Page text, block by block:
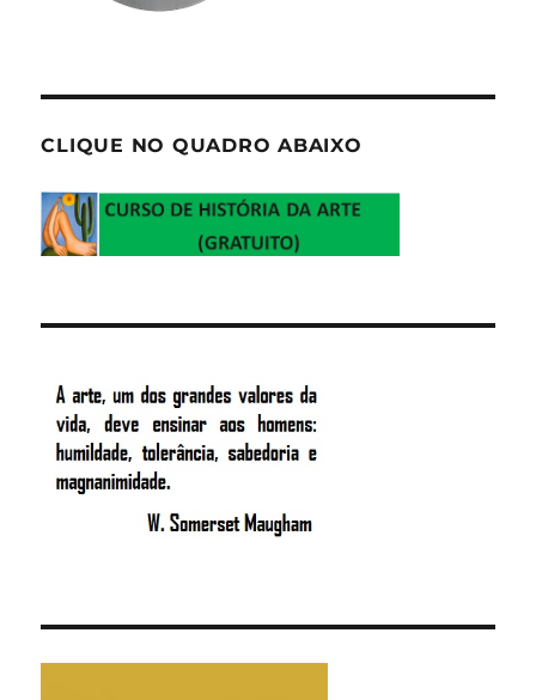
CLIQUE NO QUADRO ABAIXO